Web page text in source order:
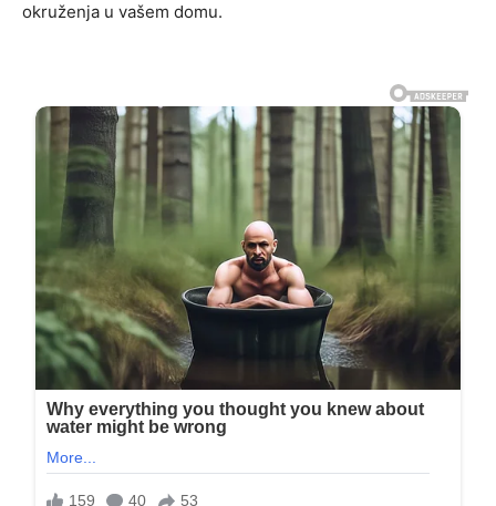
okruženja u vašem domu.